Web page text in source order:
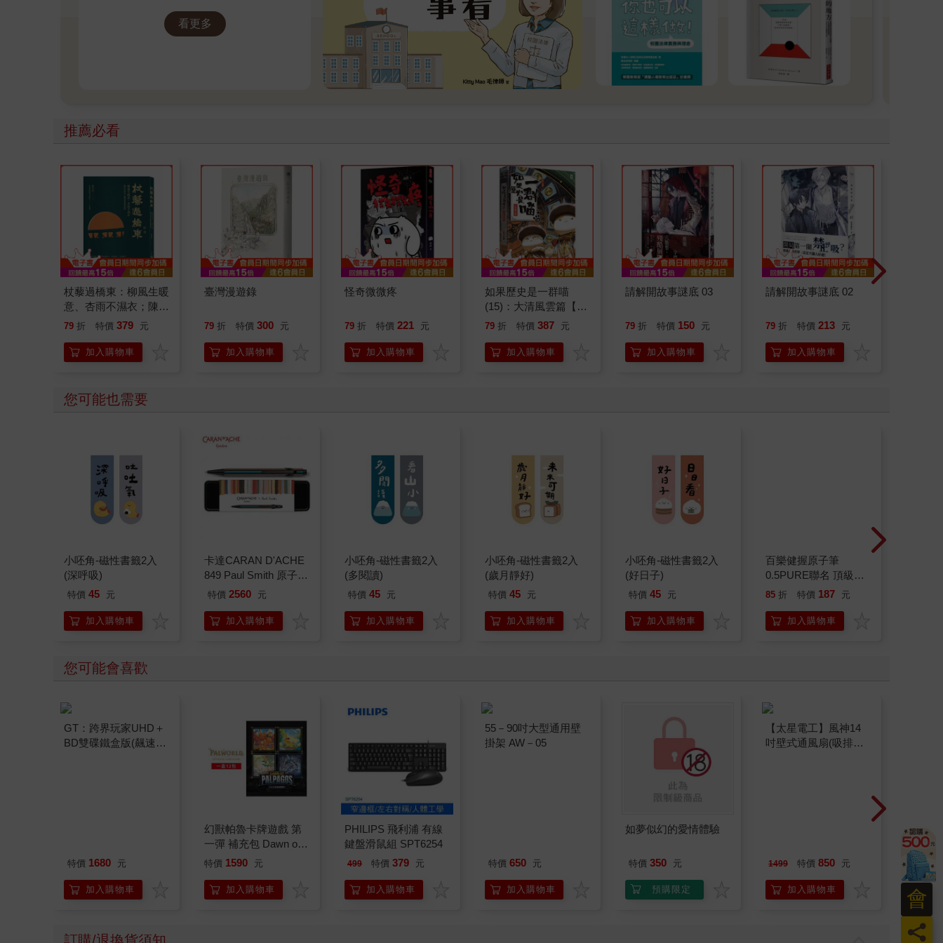
看更多
推薦必看
杖藜過橋東：柳風生暖
意、杏雨不濕衣；陳亮
恭談以心轉境的適齡漫
79 折 特價 379 元
加入購物車
臺灣漫遊錄
79 折 特價 300 元
加入購物車
怪奇微微疼
79 折 特價 221 元
加入購物車
如果歷史是一群喵
(15)：大清風雲篇【萌
貓漫畫學歷史】
79 折 特價 387 元
加入購物車
請解開故事謎底 03
79 折 特價 150 元
加入購物車
請解開故事謎底 02
79 折 特價 213 元
加入購物車
您可能也需要
小呸角-磁性書籤2入
(深呼吸)
特價 45 元
加入購物車
卡達CARAN D'ACHE
849 Paul Smith 原子筆
ED.5 條紋黑
特價 2560 元
加入購物車
小呸角-磁性書籤2入
(多閱讀)
特價 45 元
加入購物車
小呸角-磁性書籤2入
(歲月靜好)
特價 45 元
加入購物車
小呸角-磁性書籤2入
(好日子)
特價 45 元
加入購物車
百樂健握原子筆
0.5PURE聯名 頂級白
桃(限量)
85 折 特價 187 元
加入購物車
您可能會喜歡
金)
特價 1680 元
加入購物車
幻獸帕魯卡牌遊戲 第
一彈 補充包 Dawn of
Palpagos（日文版一
特價 1590 元
加入購物車
PHILIPS 飛利浦 有線
鍵盤滑鼠組 SPT6254
499 特價 379 元
加入購物車
特價 650 元
加入購物車
如夢似幻的愛情體驗
特價 350 元
預購限定
機)
1499 特價 850 元
加入購物車
典藏-
405期
240
員
會